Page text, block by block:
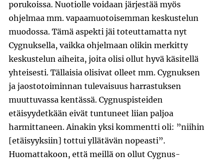
porukoissa. Nuotiolle voidaan järjestää myös
ohjelmaa mm. vapaamuotoisemman keskustelun
muodossa. Tämä aspekti jäi toteuttamatta nyt
Cygnuksella, vaikka ohjelmaan olikin merkitty
keskustelun aiheita, joita olisi ollut hyvä käsitellä
yhteisesti. Tällaisia olisivat olleet mm. Cygnuksen
ja jaostotoiminnan tulevaisuus harrastuksen
muuttuvassa kentässä. Cygnuspisteiden
etäisyydetkään eivät tuntuneet liian paljoa
harmittaneen. Ainakin yksi kommentti oli: ”niihin
[etäisyyksiin] tottui yllätävän nopeasti”.
Huomattakoon, että meillä on ollut Cygnus-